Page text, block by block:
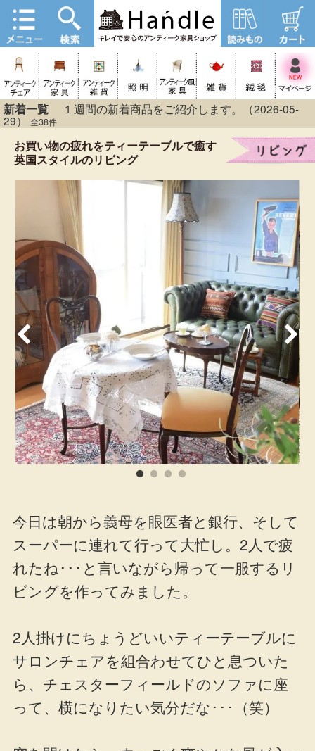
新着一覧 １週間の新着商品をご紹介します。（2026-05-
29） 全38件
お買い物の疲れをティーテーブルで癒す
英国スタイルのリビング
今日は朝から義母を眼医者と銀行、そして
スーパーに連れて行って大忙し。2人で疲
れたね･･･と言いながら帰って一服するリ
ビングを作ってみました。
2人掛けにちょうどいいティーテーブルに
サロンチェアを組合わせてひと息ついた
ら、チェスターフィールドのソファに座
って、横になりたい気分だな･･･（笑）